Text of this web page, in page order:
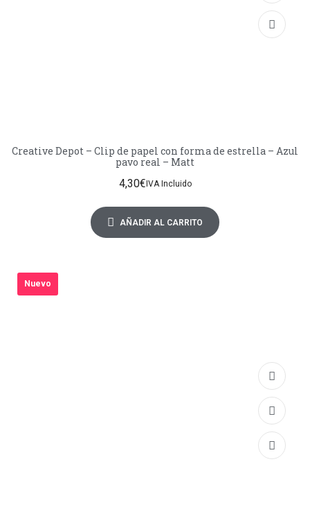
Creative Depot – Clip de papel con forma de estrella – Azul
pavo real – Matt
4,30€IVA Incluido
AÑADIR AL CARRITO
Nuevo